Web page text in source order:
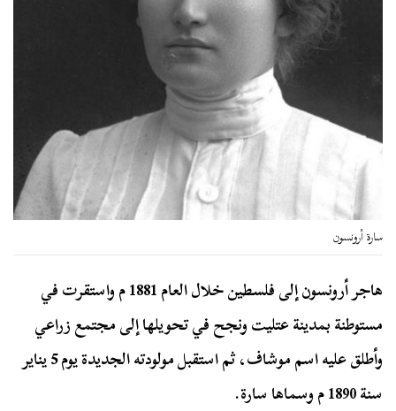
سارة أرونسون
هاجر أرونسون إلى فلسطين خلال العام 1881 م واستقرت في
مستوطنة بمدينة عتليت ونجح في تحويلها إلى مجتمع زراعي
وأطلق عليه اسم موشاف، ثم استقبل مولودته الجديدة يوم 5 يناير
سنة 1890 م وسماها سارة.